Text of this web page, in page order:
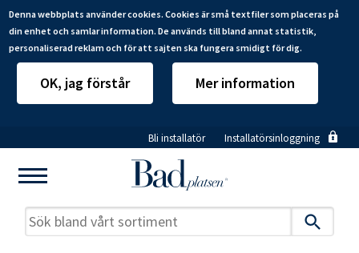
Denna webbplats använder cookies. Cookies är små textfiler som placeras på
din enhet och samlar information. De används till bland annat statistik,
personaliserad reklam och för att sajten ska fungera smidigt för dig.
OK, jag förstår Mer information
till
huvudinnehåll
Bli installatör Installatörsinloggning